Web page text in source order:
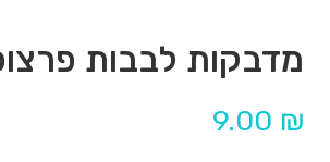
מדבקות לבבות
9.00 ₪